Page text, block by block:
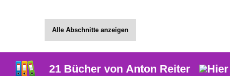
Alle Abschnitte anzeigen
21 Bücher von Anton Reiter